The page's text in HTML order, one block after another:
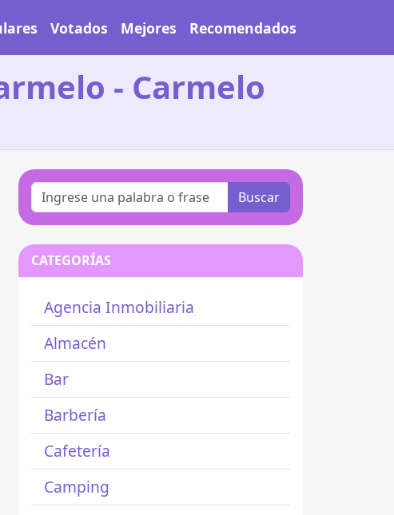
Votados Mejores Recomendados
- Carmelo
Buscar
CATEGORÍAS
Agencia Inmobiliaria
Almacén
Bar
Barbería
Cafetería
Camping